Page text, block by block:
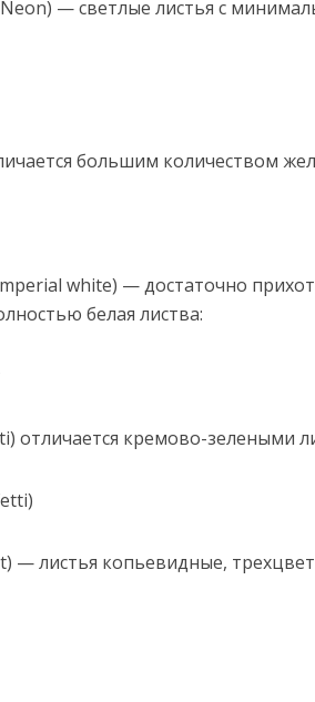
— светлые листья с
большим количеством
white) — достаточно
белая листва:
отличается кремово-зелеными
— листья копьевидные,